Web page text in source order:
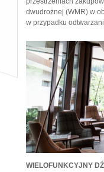
dwudrożnej (WMR) w
w przypadku
WIELOFUNKCYJNY